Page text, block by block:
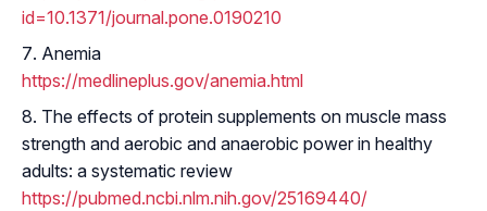
id=10.1371/journal.pone.0190210
Anemia
https://medlineplus.gov/anemia.html
The effects of protein supplements on muscle mass
strength and aerobic and anaerobic power in healthy
adults: a systematic review
https://pubmed.ncbi.nlm.nih.gov/25169440/